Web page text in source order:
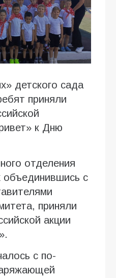
детского сада
приняли
к Дню
отделения
с
приняли
акции
с по-